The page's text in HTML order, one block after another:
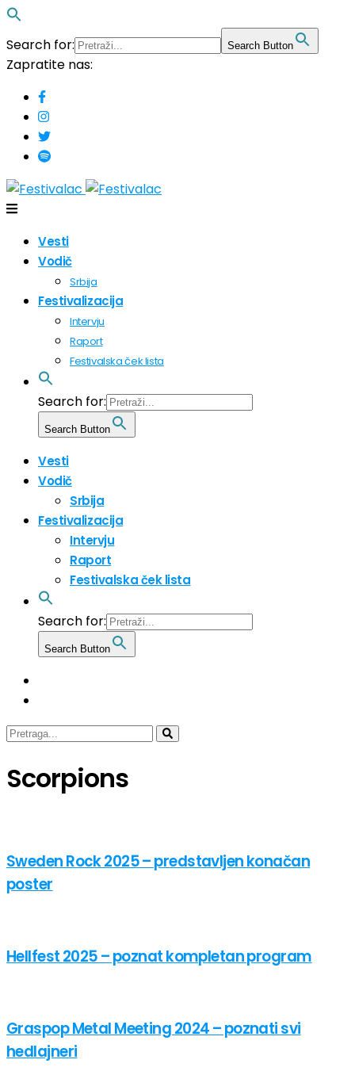
Search for: Search Button
Zapratite nas:
Vesti
Vodič
Srbija
Festivalizacija
Intervju
Raport
Festivalska ček lista
Search for:
Search Button
Vesti
Vodič
Srbija
Festivalizacija
Intervju
Raport
Festivalska ček lista
Search for:
Search Button
Scorpions
Sweden Rock 2025 – predstavljen konačan
poster
Hellfest 2025 – poznat kompletan program
Graspop Metal Meeting 2024 – poznati svi
hedlajneri